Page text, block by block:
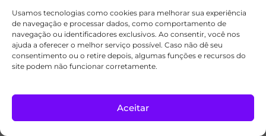
Usamos tecnologias como cookies para melhorar sua experiência
de navegação e processar dados, como comportamento de
navegação ou identificadores exclusivos. Ao consentir, você nos
ajuda a oferecer o melhor serviço possível. Caso não dê seu
consentimento ou o retire depois, algumas funções e recursos do
site podem não funcionar corretamente.
Aceitar